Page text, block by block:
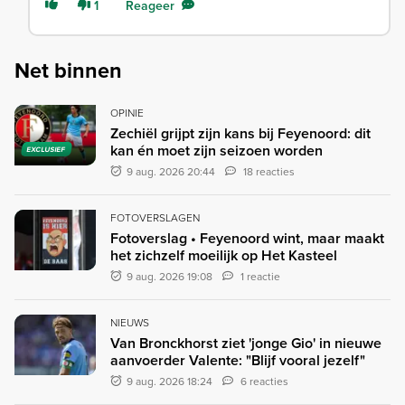
1 Reageer
Net binnen
EXCLUSIEF
OPINIE
Zechiël grijpt zijn kans bij Feyenoord: dit
kan én moet zijn seizoen worden
9 aug. 2026 20:44 18 reacties
FOTOVERSLAGEN
Fotoverslag • Feyenoord wint, maar maakt
het zichzelf moeilijk op Het Kasteel
9 aug. 2026 19:08 1 reactie
NIEUWS
Van Bronckhorst ziet 'jonge Gio' in nieuwe
aanvoerder Valente: "Blijf vooral jezelf"
9 aug. 2026 18:24 6 reacties